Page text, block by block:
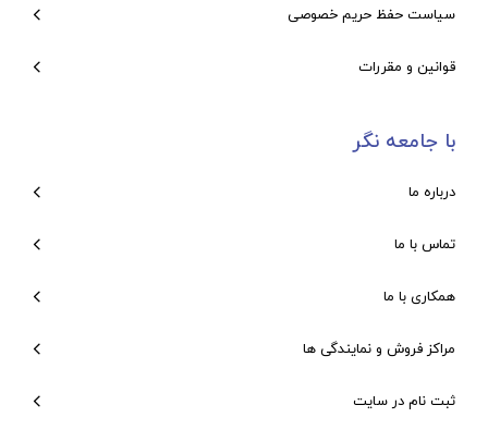
سیاست حفظ حریم خصوصی
قوانین و مقررات
با جامعه نگر
درباره ما
تماس با ما
همکاری با ما
مراکز فروش و نمایندگی ها
ثبت نام در سایت